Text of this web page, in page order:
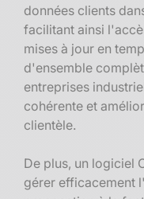
données clients
facilitant ainsi
mises à jour en
d'ensemble
entreprises
cohérente et
clientèle.
De plus, un logiciel
gérer efficacement